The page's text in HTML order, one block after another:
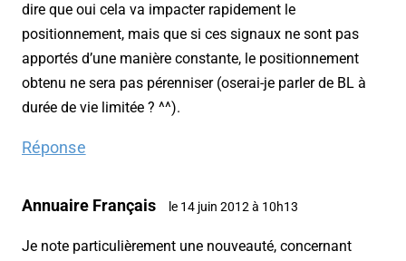
dire que oui cela va impacter rapidement le
positionnement, mais que si ces signaux ne sont pas
apportés d’une manière constante, le positionnement
obtenu ne sera pas pérenniser (oserai-je parler de BL à
durée de vie limitée ? ^^).
Réponse
Annuaire Français le 14 juin 2012 à 10h13
Je note particulièrement une nouveauté, concernant